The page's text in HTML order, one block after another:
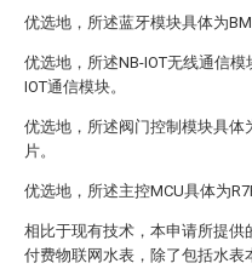
优选地，所述蓝牙模块具体为
优选地，所述NB-IOT无线通信模
IOT通信模块。
优选地，所述阀门控制模块具体
片。
优选地，所述主控MCU具体为
相比于现有技术，本申请所提供
付费物联网水表，除了包括水表